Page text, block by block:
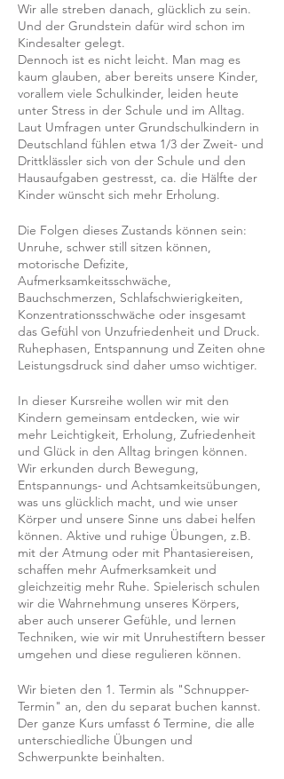
Wir alle streben danach, glücklich zu sein.
Und der Grundstein dafür wird schon im
Kindesalter gelegt.
Dennoch ist es nicht leicht. Man mag es
kaum glauben, aber bereits unsere Kinder,
vorallem viele Schulkinder, leiden heute
unter Stress in der Schule und im Alltag.
Laut Umfragen unter Grundschulkindern in
Deutschland fühlen etwa 1/3 der Zweit- und
Drittklässler sich von der Schule und den
Hausaufgaben gestresst, ca. die Hälfte der
Kinder wünscht sich mehr Erholung.
Die Folgen dieses Zustands können sein:
Unruhe, schwer still sitzen können,
motorische Defizite,
Aufmerksamkeitsschwäche,
Bauchschmerzen, Schlafschwierigkeiten,
Konzentrationsschwäche oder insgesamt
das Gefühl von Unzufriedenheit und Druck.
Ruhephasen, Entspannung und Zeiten ohne
Leistungsdruck sind daher umso wichtiger.
In dieser Kursreihe wollen wir mit den
Kindern gemeinsam entdecken, wie wir
mehr Leichtigkeit, Erholung, Zufriedenheit
und Glück in den Alltag bringen können.
Wir erkunden durch Bewegung,
Entspannungs- und Achtsamkeitsübungen,
was uns glücklich macht, und wie unser
Körper und unsere Sinne uns dabei helfen
können. Aktive und ruhige Übungen, z.B.
mit der Atmung oder mit Phantasiereisen,
schaffen mehr Aufmerksamkeit und
gleichzeitig mehr Ruhe. Spielerisch schulen
wir die Wahrnehmung unseres Körpers,
aber auch unserer Gefühle, und lernen
Techniken, wie wir mit Unruhestiftern besser
umgehen und diese regulieren können.
Wir bieten den 1. Termin als "Schnupper-
Termin" an, den du separat buchen kannst.
Der ganze Kurs umfasst 6 Termine, die alle
unterschiedliche Übungen und
Schwerpunkte beinhalten.